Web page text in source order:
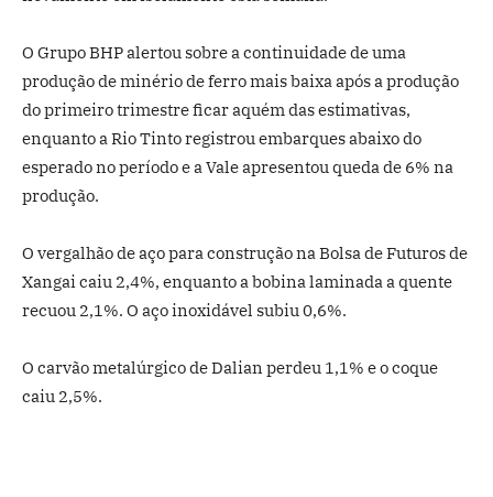
O Grupo BHP alertou sobre a continuidade de uma
produção de minério de ferro mais baixa após a produção
do primeiro trimestre ficar aquém das estimativas,
enquanto a Rio Tinto registrou embarques abaixo do
esperado no período e a Vale apresentou queda de 6% na
produção.
O vergalhão de aço para construção na Bolsa de Futuros de
Xangai caiu 2,4%, enquanto a bobina laminada a quente
recuou 2,1%. O aço inoxidável subiu 0,6%.
O carvão metalúrgico de Dalian perdeu 1,1% e o coque
caiu 2,5%.